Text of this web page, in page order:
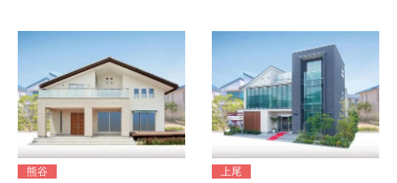
熊谷 上尾